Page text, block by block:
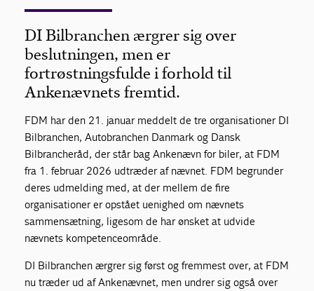
DI Bilbranchen ærgrer sig over
beslutningen, men er
fortrøstningsfulde i forhold til
Ankenævnets fremtid.
FDM har den 21. januar meddelt de tre organisationer DI
Bilbranchen, Autobranchen Danmark og Dansk
Bilbrancheråd, der står bag Ankenævn for biler, at FDM
fra 1. februar 2026 udtræder af nævnet. FDM begrunder
deres udmelding med, at der mellem de fire
organisationer er opstået uenighed om nævnets
sammensætning, ligesom de har ønsket at udvide
nævnets kompetenceområde.
DI Bilbranchen ærgrer sig først og fremmest over, at FDM
nu træder ud af Ankenævnet, men undrer sig også over